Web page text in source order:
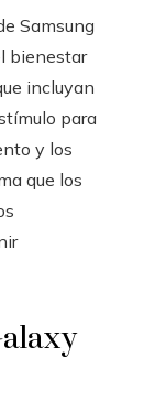
Samsung
bienestar
incluyan
para
y los
que los